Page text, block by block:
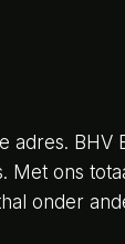
adres.
Met ons
onder